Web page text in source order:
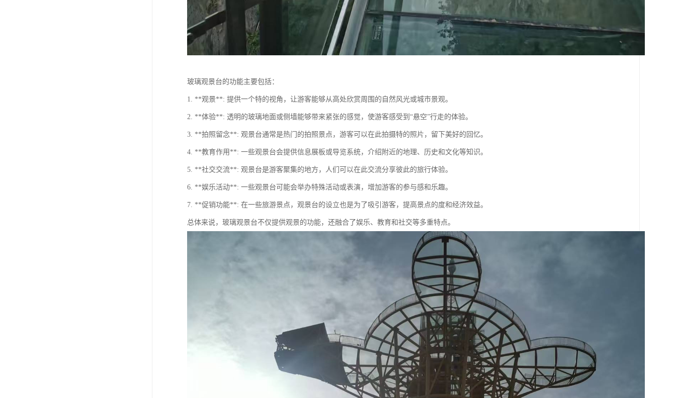
玻璃观景台的功能主要包括：
1. **观景**: 提供一个特的视角，让游客能够从高处欣赏周围的自然风光或城市景观。
2. **体验**: 透明的玻璃地面或侧墙能够带来紧张的感觉，使游客感受到“悬空”行走的体验。
3. **拍照留念**: 观景台通常是热门的拍照景点，游客可以在此拍摄特的照片，留下美好的回忆。
4. **教育作用**: 一些观景台会提供信息展板或导览系统，介绍附近的地理、历史和文化等知识。
5. **社交交流**: 观景台是游客聚集的地方，人们可以在此交流分享彼此的旅行体验。
6. **娱乐活动**: 一些观景台可能会举办特殊活动或表演，增加游客的参与感和乐趣。
7. **促销功能**: 在一些旅游景点，观景台的设立也是为了吸引游客，提高景点的度和经济效益。
总体来说，玻璃观景台不仅提供观景的功能，还融合了娱乐、教育和社交等多重特点。